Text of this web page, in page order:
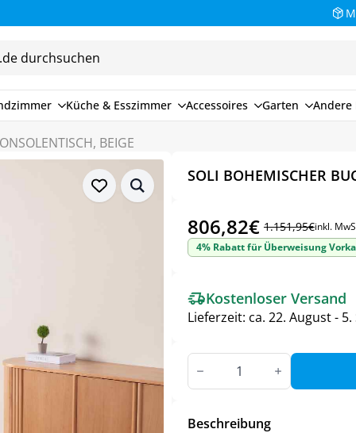
Küche & Esszimmer Accessoires Garten Andere
BEIGE
SOLI BOHEMISCHER
1.151,95€
Ursprünglicher
Preis
1.151,95€
806,82€
Aktueller
Preis
806,82€.
inkl.
4% Rabatt für Überweisung
Kostenloser Versand
Lieferzeit: ca. 22. August -
SOLI
BOHEMISCHER
BUCHE
Menge
Beschreibung